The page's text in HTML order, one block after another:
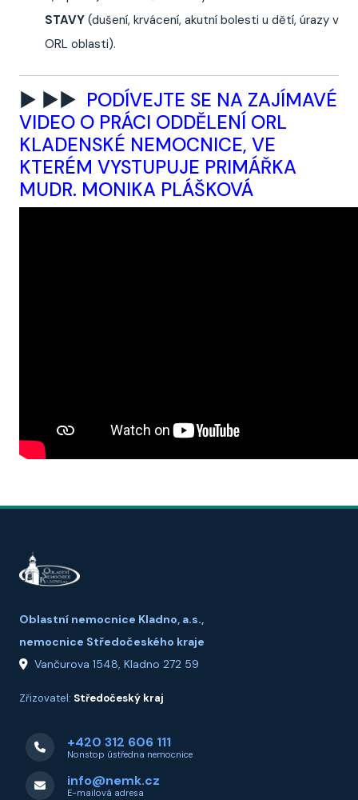
STAVY (dušení, krvácení, akutní bolesti u dětí, úrazy v
ORL oblasti).
► ►► PODÍVEJTE SE NA ZAJÍMAVÉ
VIDEO O PRÁCI ODDĚLENÍ ORL
KLADENSKÉ NEMOCNICE, VE
KTERÉM VYSTUPUJE PRIMÁŘKA
MUDR. MONIKA PLÁŠKOVÁ
Oblastní nemocnice Kladno, a.s.,
nemocnice Středočeského kraje
Vančurova 1548, Kladno 272 59
Zřizovatel: Středočeský kraj
+420 312 606 111
Nonstop ústředna nemocnice
info@nemk.cz
E-mailová adresa